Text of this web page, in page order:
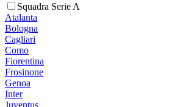
Squadra Serie A
Atalanta
Bologna
Cagliari
Como
Fiorentina
Frosinone
Genoa
Inter
Juventus